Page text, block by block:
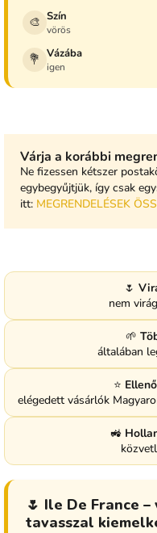
🎨 Szín
vörös
💐 Vázába
igen
Várja a korábbi
Ne fizessen kétszer
egybegyűjtjük, így csak
itt: MEGRENDELÉSEK
🌷
nem
🌱
általában
⭐
elégedett vásárlók
🚜
🌷 Ile De France
tavasszal